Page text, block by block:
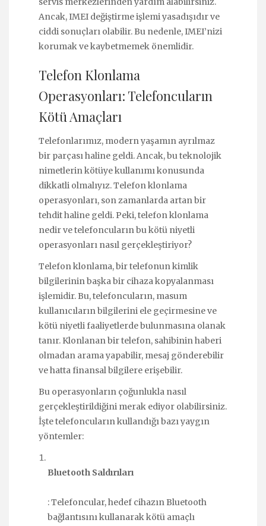
Ancak, IMEI değiştirme işlemi yasadışıdır ve
ciddi sonuçları olabilir. Bu nedenle, IMEI’nizi
korumak ve kaybetmemek önemlidir.
Telefon Klonlama
Operasyonları: Telefoncuların
Kötü Amaçları
Telefonlarımız, modern yaşamın ayrılmaz
bir parçası haline geldi. Ancak, bu teknolojik
nimetlerin kötüye kullanımı konusunda
dikkatli olmalıyız. Telefon klonlama
operasyonları, son zamanlarda artan bir
tehdit haline geldi. Peki, telefon klonlama
nedir ve telefoncuların bu kötü niyetli
operasyonları nasıl gerçekleştiriyor?
Telefon klonlama, bir telefonun kimlik
bilgilerinin başka bir cihaza kopyalanması
işlemidir. Bu, telefoncuların, masum
kullanıcıların bilgilerini ele geçirmesine ve
kötü niyetli faaliyetlerde bulunmasına olanak
tanır. Klonlanan bir telefon, sahibinin haberi
olmadan arama yapabilir, mesaj gönderebilir
ve hatta finansal bilgilere erişebilir.
Bu operasyonların çoğunlukla nasıl
gerçekleştirildiğini merak ediyor olabilirsiniz.
İşte telefoncuların kullandığı bazı yaygın
yöntemler:
Bluetooth Saldırıları
: Telefoncular, hedef cihazın Bluetooth
bağlantısını kullanarak kötü amaçlı